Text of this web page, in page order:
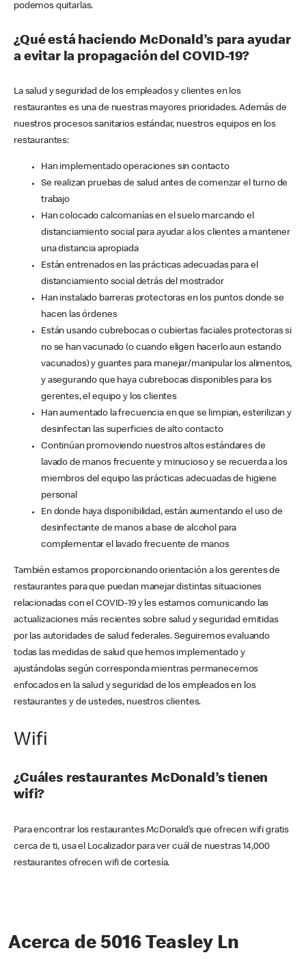
podemos quitarlas.
¿Qué está haciendo McDonald’s para ayudar
a evitar la propagación del COVID-19?
La salud y seguridad de los empleados y clientes en los
restaurantes es una de nuestras mayores prioridades. Además de
nuestros procesos sanitarios estándar, nuestros equipos en los
restaurantes:
Han implementado operaciones sin contacto
Se realizan pruebas de salud antes de comenzar el turno de
trabajo
Han colocado calcomanías en el suelo marcando el
distanciamiento social para ayudar a los clientes a mantener
una distancia apropiada
Están entrenados en las prácticas adecuadas para el
distanciamiento social detrás del mostrador
Han instalado barreras protectoras en los puntos donde se
hacen las órdenes
Están usando cubrebocas o cubiertas faciales protectoras si
no se han vacunado (o cuando eligen hacerlo aun estando
vacunados) y guantes para manejar/manipular los alimentos,
y asegurando que haya cubrebocas disponibles para los
gerentes, el equipo y los clientes
Han aumentado la frecuencia en que se limpian, esterilizan y
desinfectan las superficies de alto contacto
Continúan promoviendo nuestros altos estándares de
lavado de manos frecuente y minucioso y se recuerda a los
miembros del equipo las prácticas adecuadas de higiene
personal
En donde haya disponibilidad, están aumentando el uso de
desinfectante de manos a base de alcohol para
complementar el lavado frecuente de manos
También estamos proporcionando orientación a los gerentes de
restaurantes para que puedan manejar distintas situaciones
relacionadas con el COVID-19 y les estamos comunicando las
actualizaciones más recientes sobre salud y seguridad emitidas
por las autoridades de salud federales. Seguiremos evaluando
todas las medidas de salud que hemos implementado y
ajustándolas según corresponda mientras permanecemos
enfocados en la salud y seguridad de los empleados en los
restaurantes y de ustedes, nuestros clientes.
Wifi
¿Cuáles restaurantes McDonald’s tienen
wifi?
Para encontrar los restaurantes McDonald’s que ofrecen wifi gratis
cerca de ti, usa el Localizador para ver cuál de nuestras 14,000
restaurantes ofrecen wifi de cortesía.
Acerca de 5016 Teasley Ln